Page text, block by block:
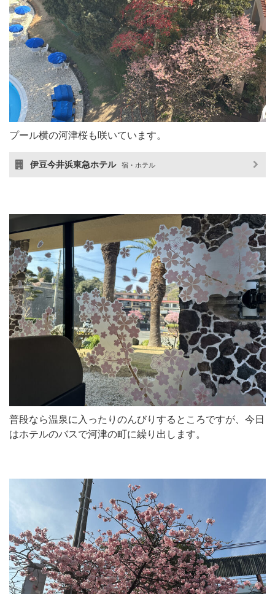
プール横の河津桜も咲いています。
伊豆今井浜東急ホテル 宿・ホテル
普段なら温泉に入ったりのんびりするところですが、今日
はホテルのバスで河津の町に繰り出します。